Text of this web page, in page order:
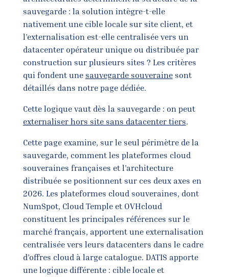
sauvegarde : la solution intègre-t-elle
nativement une cible locale sur site client, et
l’externalisation est-elle centralisée vers un
datacenter opérateur unique ou distribuée par
construction sur plusieurs sites ? Les critères
qui fondent une sauvegarde souverainesont
détaillés dans notre page dédiée.
Cette logique vaut dès la sauvegarde : on peut
externaliser hors site sans datacenter tiers.
Cette page examine, sur le seul périmètre de la
sauvegarde, comment les plateformes cloud
souveraines françaises et l’architecture
distribuée se positionnent sur ces deux axes en
2026. Les plateformes cloud souveraines, dont
NumSpot, Cloud Temple et OVHcloud
constituent les principales références sur le
marché français, apportent une externalisation
centralisée vers leurs datacenters dans le cadre
d’offres cloud à large catalogue. DATIS apporte
une logique différente : cible locale et